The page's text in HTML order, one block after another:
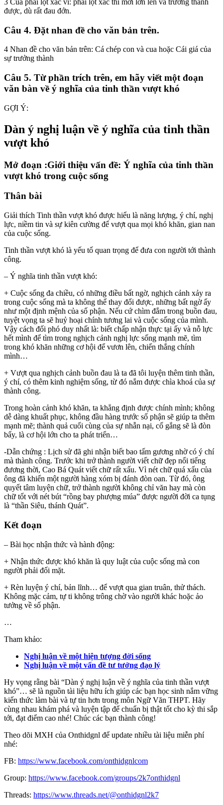
3 Cua phải lột xác vì: phải lột xác thì mới lớn lên và trưởng thành
được, dù rất đau đớn.
Câu 4. Đặt nhan đề cho văn bản trên.
4 Nhan đề cho văn bản trên: Cá chép con và cua hoặc Cái giá của
sự trưởng thành
Câu 5. Từ phần trích trên, em hãy viết một đoạn
văn bàn về ý nghĩa của tinh thần vượt khó
GỢI Ý:
Dàn ý nghị luận về ý nghĩa của tinh thần
vượt khó
Mở đoạn :Giới thiệu vấn đề: Ý nghĩa của tinh thần
vượt khó trong cuộc sống
Thân bài
Giải thích Tinh thần vượt khó được hiểu là năng lượng, ý chí, nghị
lực, niềm tin và sự kiên cường để vượt qua mọi khó khăn, gian nan
của cuộc sống.
Tinh thần vượt khó là yếu tố quan trọng để đưa con người tới thành
công.
– Ý nghĩa tinh thần vượt khó:
+ Cuộc sống đa chiều, có những điều bất ngờ, nghịch cảnh xảy ra
trong cuộc sống mà ta không thể thay đổi được, những bất ngờ ấy
như một định mệnh của số phận. Nếu cứ chìm đắm trong buồn đau,
tuyệt vọng ta sẽ huỷ hoại chính tương lai và cuộc sống của mình.
Vậy cách đối phó duy nhất là: biết chấp nhận thực tại ấy và nỗ lực
hết mình để tìm trong nghịch cảnh nghị lực sống mạnh mẽ, tìm
trong khó khăn những cơ hội để vươn lên, chiến thắng chính
mình…
+ Vượt qua nghịch cảnh buồn đau là ta đã tôi luyện thêm tinh thần,
ý chí, có thêm kinh nghiệm sống, từ đó nắm được chìa khoá của sự
thành công.
Trong hoàn cảnh khó khăn, ta khẳng định được chính mình; không
dễ dàng khuất phục, không đầu hàng trước số phận sẽ giúp ta thêm
mạnh mẽ; thành quả cuối cùng của sự nhẫn nại, cố gắng sẽ là đòn
bẩy, là cơ hội lớn cho ta phát triển…
-Dẫn chứng : Lịch sử đã ghi nhận biết bao tấm gương nhờ có ý chí
mà thành công. Trước khi trở thành người viết chữ đẹp nổi tiếng
đương thời, Cao Bá Quát viết chữ rất xấu. Vì nét chữ quá xấu của
ông đã khiến một người hàng xóm bị đánh đòn oan. Từ đó, ông
quyết tâm luyện chữ, trở thành người không chỉ văn hay mà còn
chữ tốt với nét bút “rồng bay phượng múa” được người đời ca tụng
là “thần Siêu, thánh Quát”.
Kết đoạn
– Bài học nhận thức và hành động:
+ Nhận thức được khó khăn là quy luật của cuộc sống mà con
người phải đối mặt.
+ Rèn luyện ý chí, bản lĩnh… để vượt qua gian truân, thử thách.
Không mặc cảm, tự ti không trông chờ vào người khác hoặc ảo
tưởng về số phận.
…
Tham khảo:
Nghị luận về một hiện tượng đời sống
Nghị luận về một vấn đề tư tưởng đạo lý
Hy vọng rằng bài “Dàn ý nghị luận về ý nghĩa của tinh thần vượt
khó”… sẽ là nguồn tài liệu hữu ích giúp các bạn học sinh nắm vững
kiến thức làm bài và tự tin hơn trong môn Ngữ Văn THPT. Hãy
cùng nhau khám phá và luyện tập để chuẩn bị thật tốt cho kỳ thi sắp
tới, đạt điểm cao nhé! Chúc các bạn thành công!
Theo dõi MXH của Onthidgnl để update nhiều tài liệu miễn phí
nhé:
FB: https://www.facebook.com/onthidgnlcom
Group: https://www.facebook.com/groups/2k7onthidgnl
Threads: https://www.threads.net/@onthidgnl2k7